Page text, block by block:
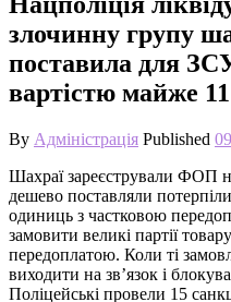
злочинну групу
поставила для
вартістю майже
By Адміністрація Published
Шахраї зареєстрували ФОП
дешево поставляли
одиниць з частковою
замовити великі партії
передоплатою. Коли ті
виходити на звʼязок і
Поліцейські провели 15